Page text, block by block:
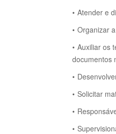
Atender e
Organizar
Auxiliar os
documentos
Solicitar